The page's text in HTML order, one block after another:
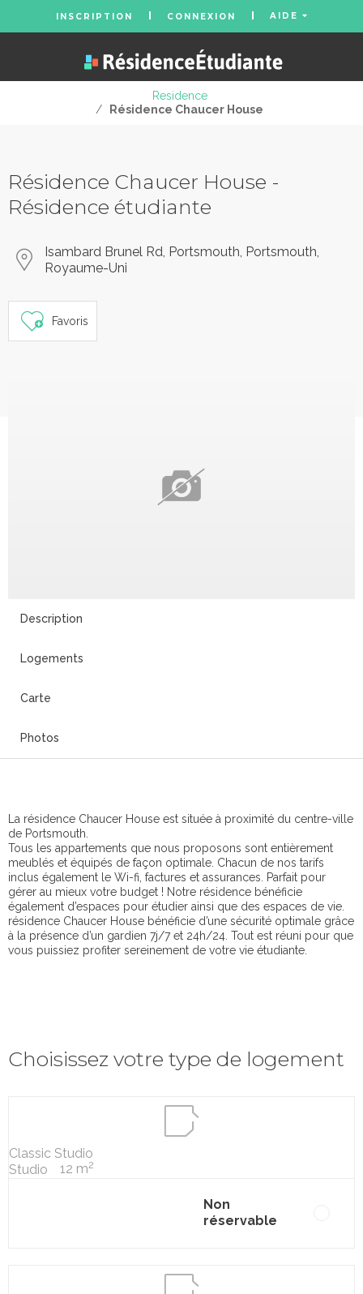
INSCRIPTION CONNEXION AIDE
Residence
/
Résidence Chaucer House
Résidence Chaucer House -
Résidence étudiante
Isambard Brunel Rd, Portsmouth, Portsmouth,
Royaume-Uni
Favoris
Description
Logements
Carte
Photos
La résidence Chaucer House est située à proximité du centre-ville
de Portsmouth.
Tous les appartements que nous proposons sont entièrement
meublés et équipés de façon optimale. Chacun de nos tarifs
inclus également le Wi-fi, factures et assurances. Parfait pour
gérer au mieux votre budget ! Notre résidence bénéficie
également d’espaces pour étudier ainsi que des espaces de vie.
résidence Chaucer House bénéficie d’une sécurité optimale grâce
à la présence d’un gardien 7j/7 et 24h/24. Tout est réuni pour que
vous puissiez profiter sereinement de votre vie étudiante.
Choisissez votre type de logement
Classic Studio
Studio
12 m2
Non
réservable